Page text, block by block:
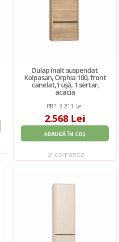
Dulap înalt suspendat
Kolpasan, Orphia 100, front
canelat,1 ușă, 1 sertar,
acacia
PRP: 3.211 Lei
2.568 Lei
ADAUGĂ ÎN COȘ
la comanda